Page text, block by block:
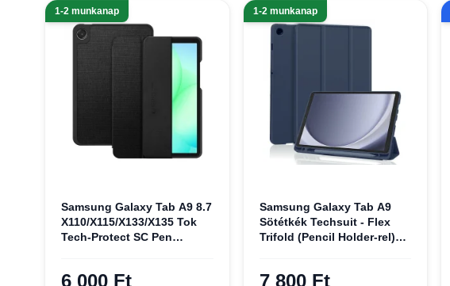
1-2 munkanap
Samsung Galaxy Tab A9 8.7
X110/X115/X133/X135 Tok
Tech-Protect SC Pen
6 000 Ft
1-2 munkanap
Samsung Galaxy Tab A9
Sötétkék Techsuit - Flex
Trifold (Pencil Holder-rel)
7 800 Ft